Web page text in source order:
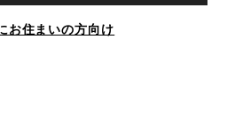
お住まいの方向け